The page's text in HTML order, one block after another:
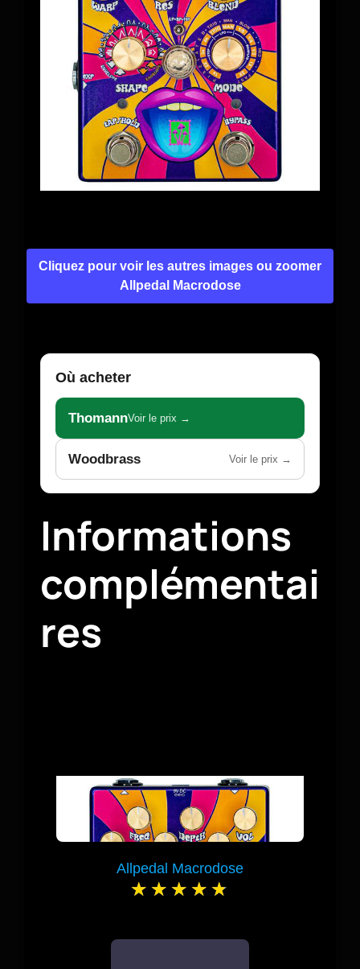
Cliquez pour voir les autres images ou zoomer
Allpedal Macrodose
Où acheter
ThomannVoir le prix →
Woodbrass Voir le prix →
Informations
complémentai
res
Allpedal Macrodose